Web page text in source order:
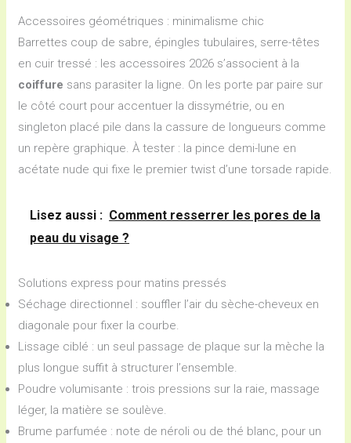
Accessoires géométriques : minimalisme chic
Barrettes coup de sabre, épingles tubulaires, serre-têtes
en cuir tressé : les accessoires 2026 s’associent à la
coiffure sans parasiter la ligne. On les porte par paire sur
le côté court pour accentuer la dissymétrie, ou en
singleton placé pile dans la cassure de longueurs comme
un repère graphique. À tester : la pince demi-lune en
acétate nude qui fixe le premier twist d’une torsade rapide.
Lisez aussi : Comment resserrer les pores de la
peau du visage ?
Solutions express pour matins pressés
Séchage directionnel : souffler l’air du sèche-cheveux en
diagonale pour fixer la courbe.
Lissage ciblé : un seul passage de plaque sur la mèche la
plus longue suffit à structurer l’ensemble.
Poudre volumisante : trois pressions sur la raie, massage
léger, la matière se soulève.
Brume parfumée : note de néroli ou de thé blanc, pour un